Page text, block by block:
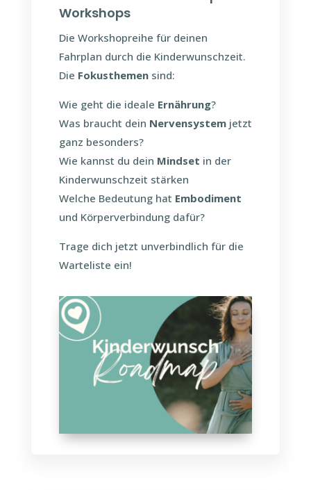
Workshops
Die Workshopreihe für deinen
Fahrplan durch die Kinderwunschzeit.
Die Fokusthemensind:
Wie geht die ideale Ernährung?
Was braucht dein Nervensystemjetzt
ganz besonders?
Wie kannst du dein Mindset in der
Kinderwunschzeit stärken
Welche Bedeutung hat Embodiment
und Körperverbindung dafür?
Trage dich jetzt unverbindlich für die
Warteliste ein!